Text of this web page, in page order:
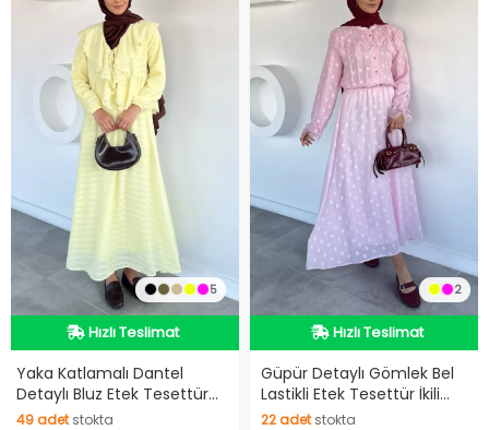
5
Hızlı Teslimat
Hızlı Teslimat
Yaka Katlamalı Dantel
Detaylı Bluz Etek Tesettür
İkili Takım
49adetstokta
2
Hızlı Teslimat
Hızlı Teslimat
Güpür Detaylı Gömlek Bel
Lastikli Etek Tesettür İkili
Takım
22adetstokta